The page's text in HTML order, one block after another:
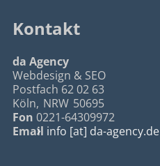
Kontakt
da Agency
Webdesign & SEO
Postfach 62 02 63
Köln, NRW 50695
Fon 0221-64309972
Email info [at] da-agency.de